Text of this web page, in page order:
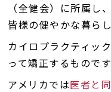
（全健会）に所属し
皆様の健やかな暮ら
カイロプラクティッ
って矯正するものです
アメリカでは医者と